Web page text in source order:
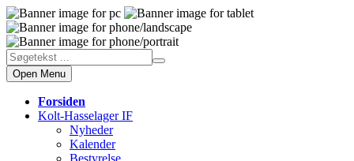
Open Menu
Forsiden
Kolt-Hasselager IF
Nyheder
Kalender
Bestyrelse